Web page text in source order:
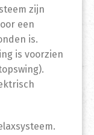
zijn
een
is.
is voorzien